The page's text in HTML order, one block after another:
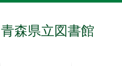
青森県立図書館